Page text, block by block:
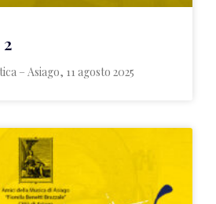
– Asiago, 11 agosto 2025